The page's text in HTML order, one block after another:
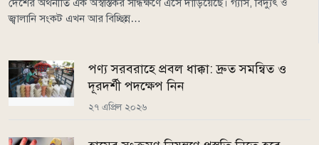
দেশের অর্থনীতি এক অস্বস্তিকর সন্ধিক্ষণে এসে দাঁড়িয়েছে। গ্যাস, বিদ্যুৎ ও
জ্বালানি সংকট এখন আর বিচ্ছিন্ন…
পণ্য সরবরাহে প্রবল ধাক্কা: দ্রুত সমন্বিত ও
দূরদর্শী পদক্ষেপ নিন
২৭ এপ্রিল ২০২৬